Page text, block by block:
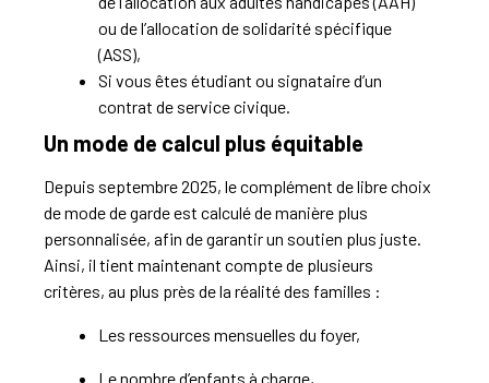
ou de l’allocation de solidarité spécifique
(ASS),
Si vous êtes étudiant ou signataire d’un
contrat de service civique.
Un mode de calcul plus équitable
Depuis septembre 2025, le complément de libre choix
de mode de garde est calculéde manière plus
personnalisée, afin de garantir un soutien plus juste.
Ainsi, il tient maintenant compte de plusieurs
critères, au plus près de la réalité des familles :
Les ressources mensuelles du foyer,
Le nombre d’enfants à charge,